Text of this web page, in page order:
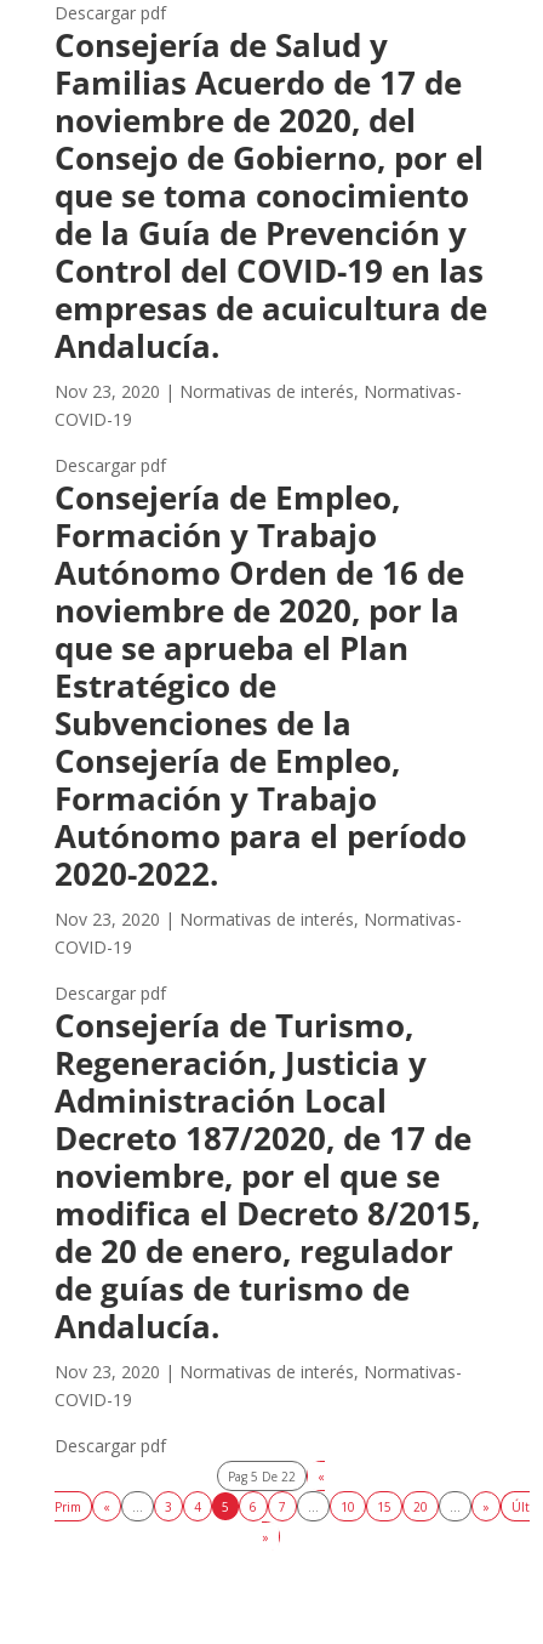
Descargar pdf
Consejería de Salud y
Familias Acuerdo de 17 de
noviembre de 2020, del
Consejo de Gobierno, por el
que se toma conocimiento
de la Guía de Prevención y
Control del COVID-19 en las
empresas de acuicultura de
Andalucía.
Nov 23, 2020 | Normativas de interés, Normativas-
COVID-19
Descargar pdf
Consejería de Empleo,
Formación y Trabajo
Autónomo Orden de 16 de
noviembre de 2020, por la
que se aprueba el Plan
Estratégico de
Subvenciones de la
Consejería de Empleo,
Formación y Trabajo
Autónomo para el período
2020-2022.
Nov 23, 2020 | Normativas de interés, Normativas-
COVID-19
Descargar pdf
Consejería de Turismo,
Regeneración, Justicia y
Administración Local
Decreto 187/2020, de 17 de
noviembre, por el que se
modifica el Decreto 8/2015,
de 20 de enero, regulador
de guías de turismo de
Andalucía.
Nov 23, 2020 | Normativas de interés, Normativas-
COVID-19
Descargar pdf
Pag 5 De 22
«
Prim
« 3 4 5 6 7 10 15 20 »
Últ
»